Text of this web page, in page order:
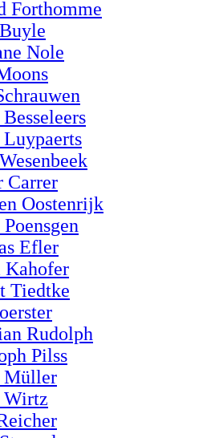
Forthomme
Nole
Carrer
Oostenrijk
Efler
Kahofer
Tiedtke
Rudolph
Pilss
Müller
Wirtz